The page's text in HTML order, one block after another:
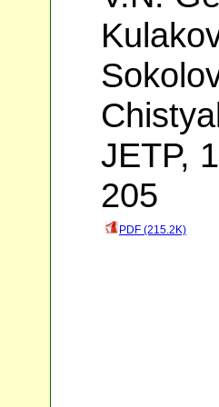
Kulakov
JETP,
205
PDF (215.2K)